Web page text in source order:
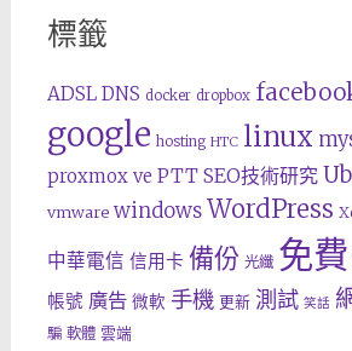
標籤
ADSL DNS docker dropbox
google hosting HTC linux
proxmox ve PTT SEO技術研究
vmware windows WordPress
中華電信 信用卡 備份 光纖 免費
帳號 廣告 微軟 手機 更新 測試 笑話
騙 軟體 雲端